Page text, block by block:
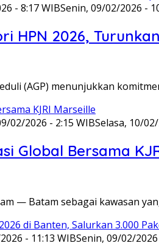
- 8:17 WIBSenin, 09/02/2026 -
HPN 2026,
(AGP) menunjukkan
02/2026 - 2:15 WIBSelasa, 10/
Global Bersama
— Batam sebagai kawasan
- 11:13 WIBSenin, 09/02/